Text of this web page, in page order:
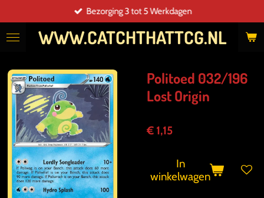
direct
naar
WWW.CATCHTHATTCG.NL
Bezorging 3 tot 5 Werkdagen
Politoed 032/196
Lost Origin
€ 1,15
In
winkelwagen